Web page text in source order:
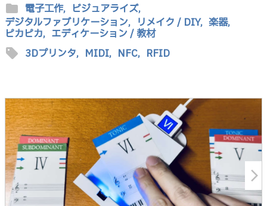
folder 電子工作, ビジュアライズ,
デジタルファブリケーション, リメイク / DIY, 楽器,
ピカピカ, エディケーション / 教材
sell 3Dプリンタ, MIDI, NFC, RFID
arrow_forward_ios